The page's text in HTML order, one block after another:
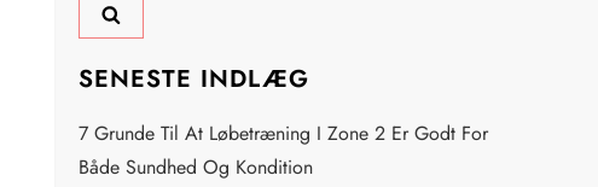
SENESTE INDLÆG
7 Grunde Til At Løbetræning I Zone 2 Er Godt For
Både Sundhed Og Kondition